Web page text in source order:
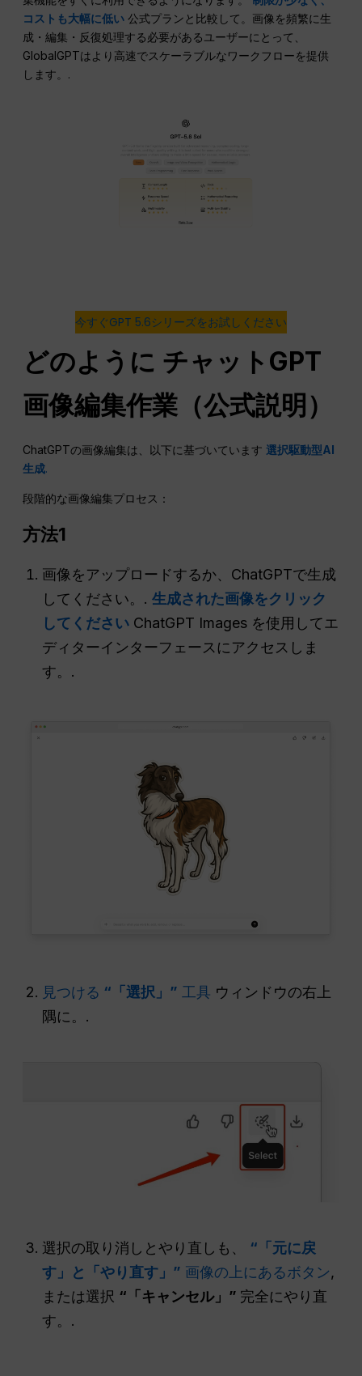
コストも大幅に低い 公式プランと比較して。画像を頻繁に生
成・編集・反復処理する必要があるユーザーにとって、
GlobalGPTはより高速でスケーラブルなワークフローを提供
します。.
今すぐGPT 5.6シリーズをお試しください
どのように チャットGPT
画像編集作業（公式説明）
ChatGPTの画像編集は、以下に基づいています選択駆動型AI
生成.
段階的な画像編集プロセス：
方法1
画像をアップロードするか、ChatGPTで生成
してください。.生成された画像をクリック
してください ChatGPT Images を使用してエ
ディターインターフェースにアクセスしま
す。.
見つける “「選択」” 工具 ウィンドウの右上
隅に。.
選択の取り消しとやり直しも、 “「元に戻
す」と「やり直す」” 画像の上にあるボタン,
または選択 “「キャンセル」” 完全にやり直
す。.